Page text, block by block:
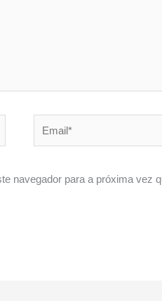
navegador para a próxima vez